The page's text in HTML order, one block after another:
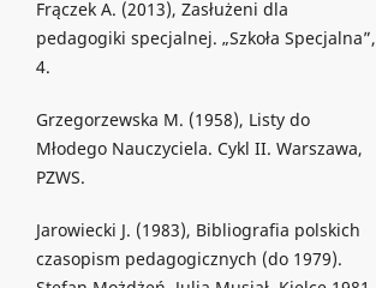
Frączek A. (2013), Zasłużeni dla
pedagogiki specjalnej. „Szkoła Specjalna”,
4.
Grzegorzewska M. (1958), Listy do
Młodego Nauczyciela. Cykl II. Warszawa,
PZWS.
Jarowiecki J. (1983), Bibliografia polskich
czasopism pedagogicznych (do 1979).